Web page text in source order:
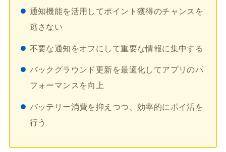
通知機能を活用してポイント獲得のチャンスを
逃さない
不要な通知をオフにして重要な情報に集中する
バックグラウンド更新を最適化してアプリのパ
フォーマンスを向上
バッテリー消費を抑えつつ、効率的にポイ活を
行う